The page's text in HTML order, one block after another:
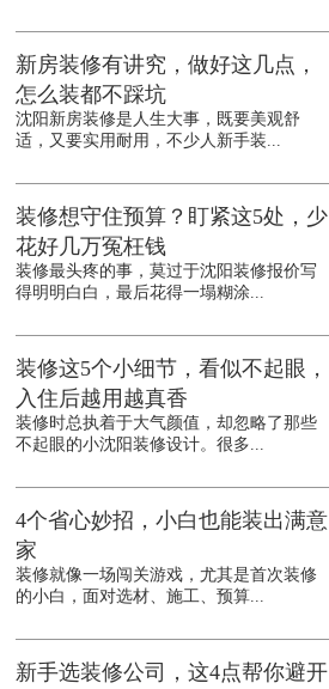
新房装修有讲究，做好这几点，
怎么装都不踩坑
沈阳新房装修是人生大事，既要美观舒
适，又要实用耐用，不少人新手装...
装修想守住预算？盯紧这5处，少
花好几万冤枉钱
装修最头疼的事，莫过于沈阳装修报价写
得明明白白，最后花得一塌糊涂...
装修这5个小细节，看似不起眼，
入住后越用越真香
装修时总执着于大气颜值，却忽略了那些
不起眼的小沈阳装修设计。很多...
4个省心妙招，小白也能装出满意
家
装修就像一场闯关游戏，尤其是首次装修
的小白，面对选材、施工、预算...
新手选装修公司，这4点帮你避开